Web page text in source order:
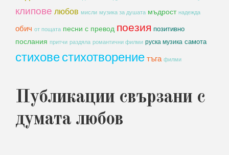
клипове любов мисли музика за душата мъдрост надежда
обич от пощата песни с превод поезия позитивно
послания притчи раздяла романтични филми руска музика самота
стиховестихотворениетъга филми
Публикации свързани с
думата любов